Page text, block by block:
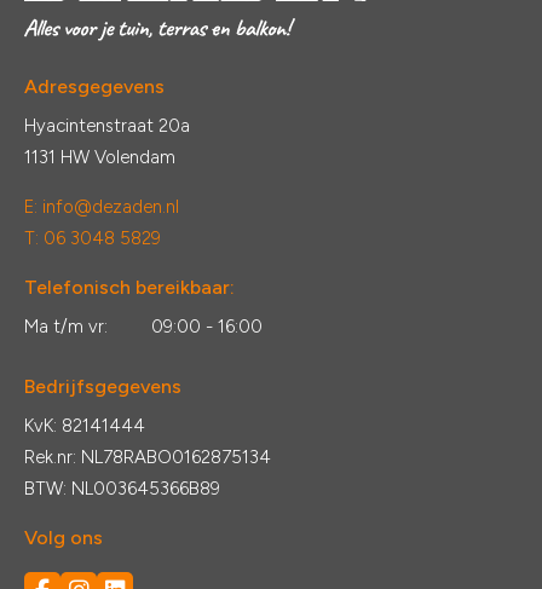
Adresgegevens
Hyacintenstraat 20a
1131 HW Volendam
E: info@dezaden.nl
T: 06 3048 5829
Telefonisch bereikbaar:
Ma t/m vr: 09:00 - 16:00
Bedrijfsgegevens
KvK: 82141444
Rek.nr: NL78RABO0162875134
BTW: NL003645366B89
Volg ons